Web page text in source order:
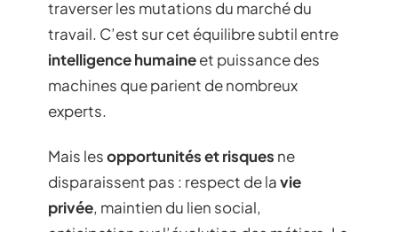
traverser les mutations du marché du
travail. C’est sur cet équilibre subtil entre
intelligence humaineet puissance des
machines que parient de nombreux
experts.
Mais lesopportunités et risques ne
disparaissent pas : respect de lavie
privée, maintien du lien social,